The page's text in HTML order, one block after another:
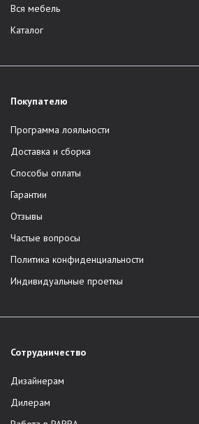
Вся мебель
Каталог
Покупателю
Программа лояльности
Доставка и сборка
Способы оплаты
Гарантии
Отзывы
Частые вопросы
Политика конфиденциальности
Индивидуальные проеткы
Сотрудничество
Дизайнерам
Дилерам